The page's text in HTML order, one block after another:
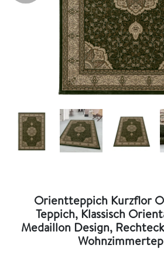
Orientteppich Kurzflor
Teppich, Klassisch
Medaillon Design,